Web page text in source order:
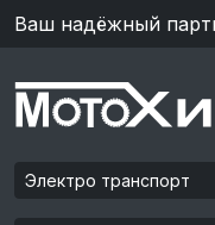
Ваш надёжный
Электро транспорт